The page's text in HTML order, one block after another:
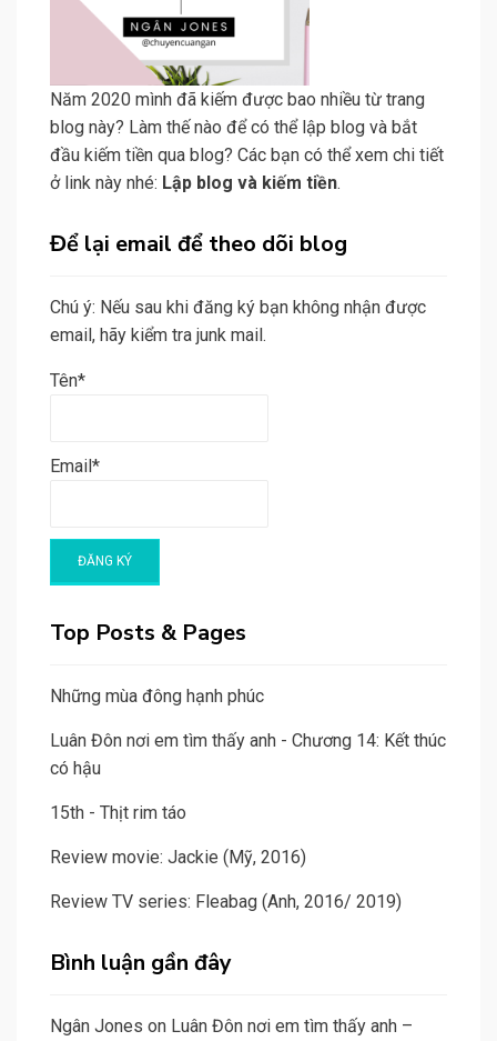
Năm 2020 mình đã kiếm được bao nhiều từ trang
blog này? Làm thế nào để có thể lập blog và bắt
đầu kiếm tiền qua blog? Các bạn có thể xem chi tiết
ở link này nhé: Lập blog và kiếm tiền.
Để lại email để theo dõi blog
Chú ý: Nếu sau khi đăng ký bạn không nhận được
email, hãy kiểm tra junk mail.
Tên*
Email*
Top Posts & Pages
Những mùa đông hạnh phúc
Luân Đôn nơi em tìm thấy anh - Chương 14: Kết thúc
có hậu
15th - Thịt rim táo
Review movie: Jackie (Mỹ, 2016)
Review TV series: Fleabag (Anh, 2016/ 2019)
Bình luận gần đây
Ngân Jones on Luân Đôn nơi em tìm thấy anh –